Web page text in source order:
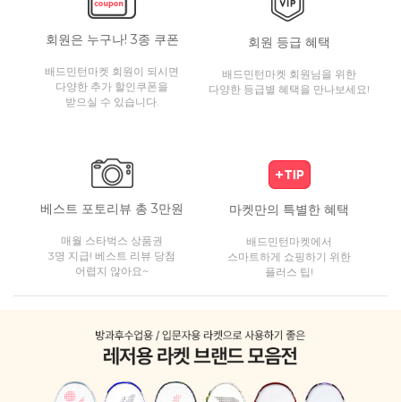
회원은 누구나! 3종 쿠폰
배드민턴마켓 회원이 되시면
다양한 추가 할인쿠폰을
받으실 수 있습니다.
회원 등급 혜택
배드민턴마켓 회원님을 위한
다양한 등급별 혜택을 만나보세요!
베스트 포토리뷰 총 3만원
매월 스타벅스 상품권
3명 지급! 베스트 리뷰 당첨
어렵지 않아요~
마켓만의 특별한 혜택
배드민턴마켓에서
스마트하게 쇼핑하기 위한
플러스 팁!